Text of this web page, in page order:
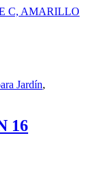
C, AMARILLO
Jardín,
16